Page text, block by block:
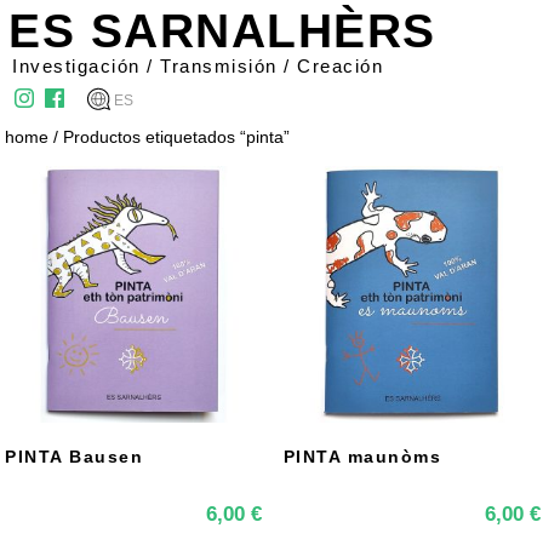
g
g
e
n
a
g
o
n
ES SARNALHÈRS
Investigación / Transmisión / Creación
ES
home / Productos etiquetados “pinta”
PINTA Bausen
6,00€
PINTA maunòms
6,00 €